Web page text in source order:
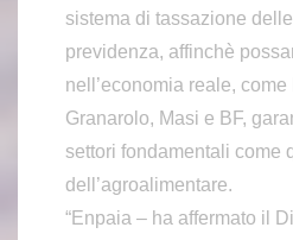
sistema di tassazione
previdenza, affinchè
nell’economia reale,
Granarolo, Masi e BF,
settori fondamentali come
dell’agroalimentare.
“Enpaia – ha affermato il